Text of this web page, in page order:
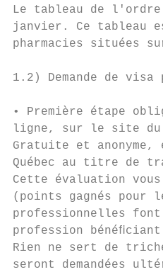
Le tableau de l'ordre
janvier. Ce tableau
pharmacies situées
1.2) Demande de visa
• Première étape
ligne, sur le site du
Gratuite et anonyme,
Québec au titre de
Cette évaluation
(points gagnés pour
professionnelles
profession
Rien ne sert de
seront demandées